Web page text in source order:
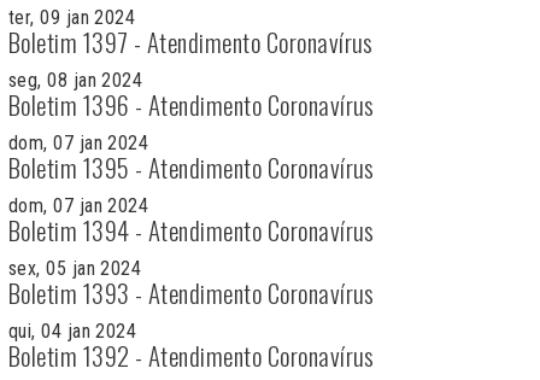
ter, 09 jan 2024
Boletim 1397 - Atendimento Coronavírus
seg, 08 jan 2024
Boletim 1396 - Atendimento Coronavírus
dom, 07 jan 2024
Boletim 1395 - Atendimento Coronavírus
dom, 07 jan 2024
Boletim 1394 - Atendimento Coronavírus
sex, 05 jan 2024
Boletim 1393 - Atendimento Coronavírus
qui, 04 jan 2024
Boletim 1392 - Atendimento Coronavírus